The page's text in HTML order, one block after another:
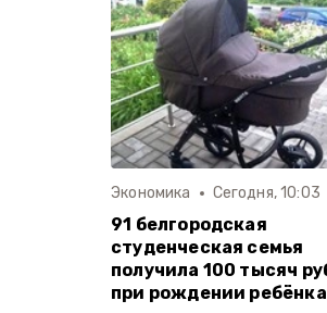
Экономика Сегодня, 10:03
91 белгородская
студенческая семья
получила 100 тысяч
при рождении ребёнка